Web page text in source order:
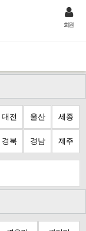
회원
대전 울산 세종
경북 경남 제주